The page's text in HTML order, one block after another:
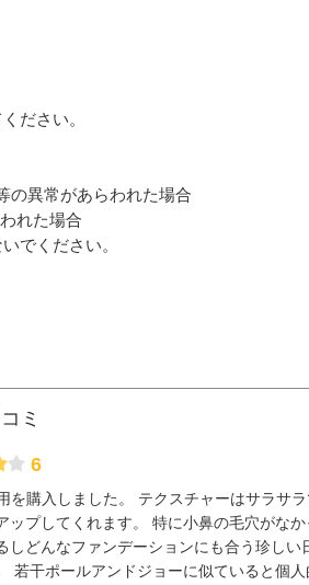
ださい。
の異常があらわれた場合
れた場合
お使いにならないでくだ
ミ
6
を購入しました。 テクスチャーはサラサラ
ップしてくれます。 特に小鼻の毛穴がなか
しどんなファンデーションにも合う珍しい
若干ポールアンドジョーに似ていると個人